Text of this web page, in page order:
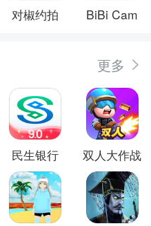
对椒约拍 BiBi Cam
更多
民生银行 双人大作战